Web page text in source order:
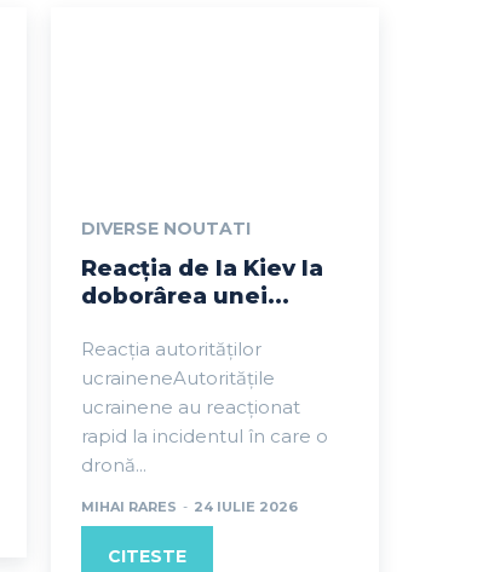
DIVERSE NOUTATI
Reacția de la Kiev la
doborârea unei...
Reacția autorităților
ucraineneAutoritățile
ucrainene au reacționat
rapid la incidentul în care o
dronă...
MIHAI RARES - 24 IULIE 2026
CITESTE